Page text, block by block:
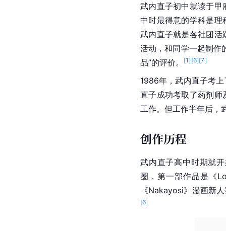
武内直子初中就读于甲
中时最得意的学科是理
武内直子就是各社团活
活动，和同学一起制作
品”的评价。
[1] [6][7]
1986年，武内直子考
直子成功考取了药剂师
工作。但工作半年后，
创作历程
武内直子高中时期就
圈，第一部作品是《
《Nakayosi》漫画新
[6]